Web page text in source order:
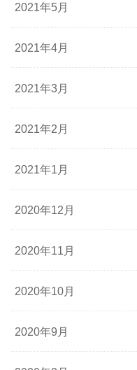
2021年5月
2021年4月
2021年3月
2021年2月
2021年1月
2020年12月
2020年11月
2020年10月
2020年9月